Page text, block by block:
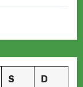
S D